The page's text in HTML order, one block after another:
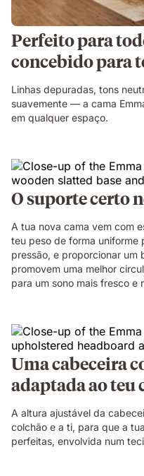
Perfeito para
concebido para
Linhas depuradas, tons
suavemente — a cama
em qualquer espaço.
O suporte certo
A tua nova cama vem com
teu peso de forma uniforme
pressão, e proporcionar um
promovem uma melhor
para um sono mais fresco e
Uma cabeceira
adaptada ao teu
A altura ajustável da
colchão e a ti, para que a
perfeitas, envolvida num